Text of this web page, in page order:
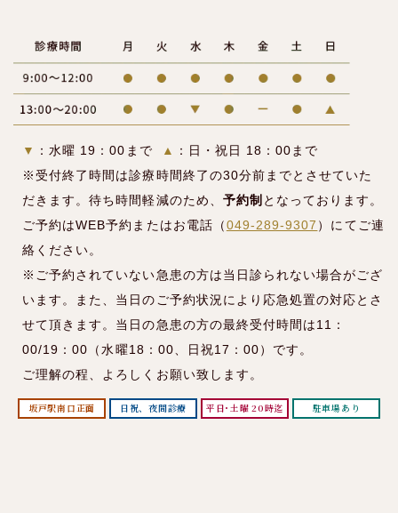
▼ ：水曜 19：00まで ▲
：日・祝日 18：00まで
※受付終了時間は診療時間終了の30分前までとさせていた
だきます。待ち時間軽減のため、 予約制 となっております。
ご予約はWEB予約またはお電話（049-289-9307 ）にてご連
絡ください。
※ご予約されていない急患の方は当日診られない場合がござ
います。また、当日のご予約状況により応急処置の対応とさ
せて頂きます。当日の急患の方の最終受付時間は11：
00/19：00（水曜18：00、日祝17：00）です。
ご理解の程、よろしくお願い致します。
坂戸駅南口正面 日祝、夜間診療 平日･土曜 20時迄 駐車場あり